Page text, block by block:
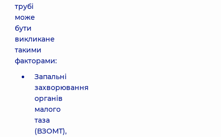
трубі
може
бути
викликане
такими
факторами:
Запальні
захворювання
органів
малого
таза
(ВЗОМТ),